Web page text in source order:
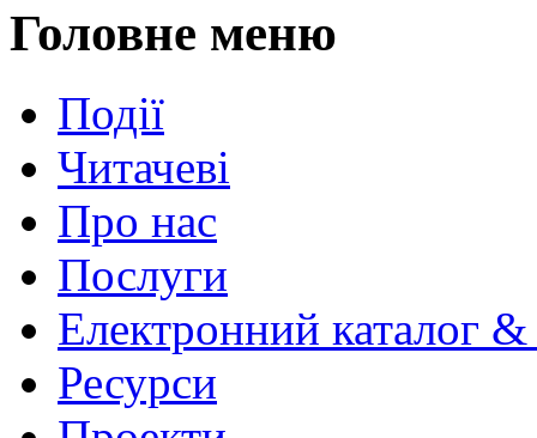
Головне меню
Події
Читачеві
Про нас
Послуги
Електронний каталог
Ресурси